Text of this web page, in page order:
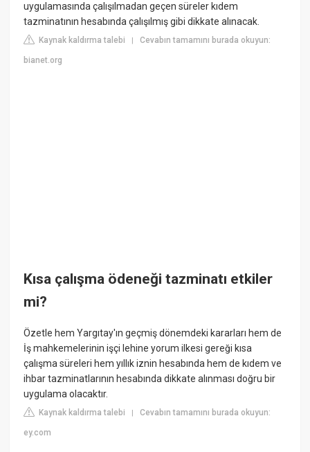
uygulamasında çalışılmadan geçen süreler kıdem
tazminatının hesabında çalışılmış gibi dikkate alınacak.
Kaynak kaldırma talebi |Cevabın tamamını burada okuyun:
bianet.org
Kısa çalışma ödeneği tazminatı etkiler
mi?
Özetle hem Yargıtay'ın geçmiş dönemdeki kararları hem de
İş mahkemelerinin işçi lehine yorum ilkesi gereği kısa
çalışma süreleri hem yıllık iznin hesabında hem de kıdem ve
ihbar tazminatlarının hesabında dikkate alınması doğru bir
uygulama olacaktır.
Kaynak kaldırma talebi |Cevabın tamamını burada okuyun:
ey.com